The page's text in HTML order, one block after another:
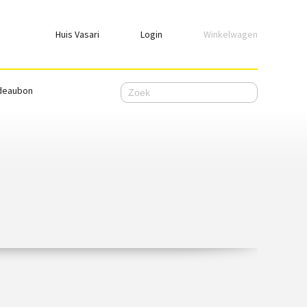
Huis Vasari Login
Login
Emailadres
Nog geen account, meld jehieraan.
Winkelwagen